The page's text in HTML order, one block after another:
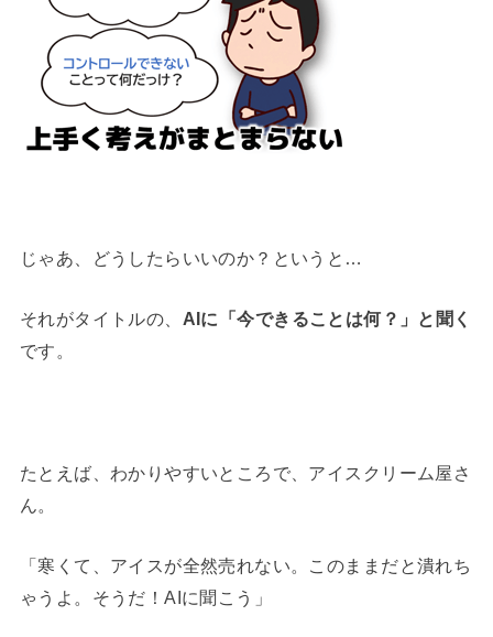
じゃあ、どうしたらいいのか？というと…
それがタイトルの、 AIに「今できることは何？」と聞く
です。
たとえば、わかりやすいところで、アイスクリーム屋さ
ん。
「寒くて、アイスが全然売れない。このままだと潰れち
ゃうよ。そうだ！AIに聞こう」